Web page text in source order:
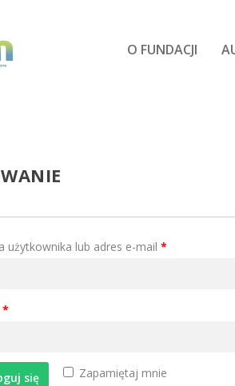
O FUNDACJI
użytkownika lub adres e-mail *
*
Zapamiętaj mnie
się